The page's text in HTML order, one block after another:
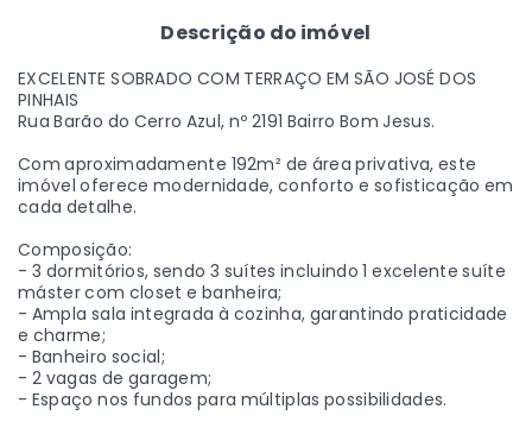
Descrição do imóvel
EXCELENTE SOBRADO COM TERRAÇO EM SÃO JOSÉ DOS
PINHAIS
Rua Barão do Cerro Azul, nº 2191 Bairro Bom Jesus.
Com aproximadamente 192m² de área privativa, este
imóvel oferece modernidade, conforto e sofisticação em
cada detalhe.
Composição:
- 3 dormitórios, sendo 3 suítes incluindo 1 excelente suíte
máster com closet e banheira;
- Ampla sala integrada à cozinha, garantindo praticidade
e charme;
- Banheiro social;
- 2 vagas de garagem;
- Espaço nos fundos para múltiplas possibilidades.